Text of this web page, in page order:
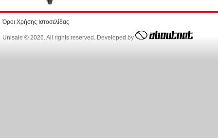
Όροι Χρήσης Ιστοσελίδας
Unisale © 2026. All rights reserved. Developed by